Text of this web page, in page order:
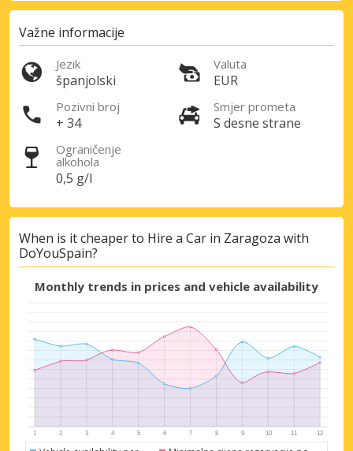
Važne informacije
Jezik
španjolski
Valuta
EUR
Pozivni broj
+ 34
Smjer prometa
S desne strane
Ograničenje
alkohola
0,5 g/l
When is it cheaper to Hire a Car in Zaragoza with
DoYouSpain?
Monthly trends in prices and vehicle availability
Posebni popusti
dobavljača
Prijava putem eLinka